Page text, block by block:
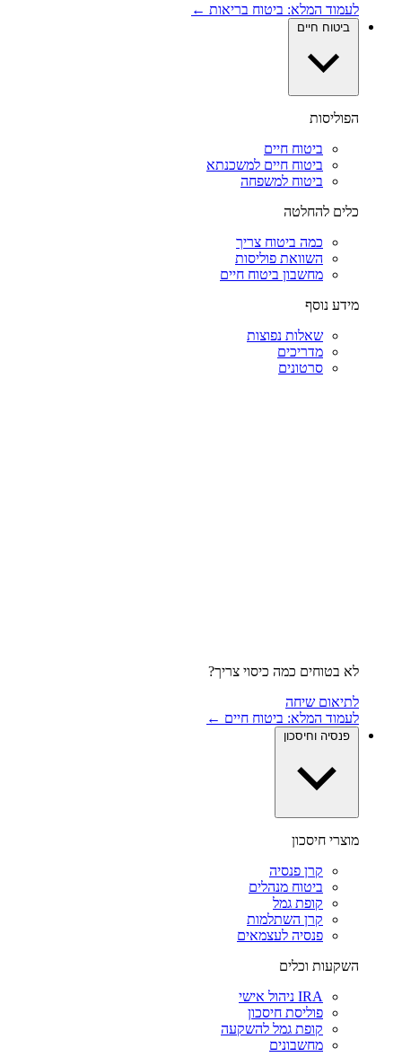
לעמוד המלא: ביטוח בריאות ←
ביטוח חיים
הפוליסות
ביטוח חיים
ביטוח חיים למשכנתא
ביטוח למשפחה
כלים להחלטה
כמה ביטוח צריך
השוואת פוליסות
מחשבון ביטוח חיים
מידע נוסף
שאלות נפוצות
מדריכים
סרטונים
לא בטוחים כמה כיסוי צריך?
לתיאום שיחה
לעמוד המלא: ביטוח חיים ←
פנסיה וחיסכון
מוצרי חיסכון
קרן פנסיה
ביטוח מנהלים
קופת גמל
קרן השתלמות
פנסיה לעצמאים
השקעות וכלים
IRA ניהול אישי
פוליסת חיסכון
קופת גמל להשקעה
מחשבונים